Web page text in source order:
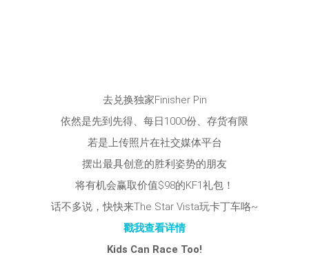
去兑换独家Finisher Pin
依然是先到先得、每日1000份、存货有限
若是上传照片在社交媒体平台
摆出最具创意的胜利姿势的朋友
将有机会赢取价值$98的KF1礼包！
话不多说，快快来The Star Vista玩卡丁车咯~
戳我查看详情
Kids Can Race Too!